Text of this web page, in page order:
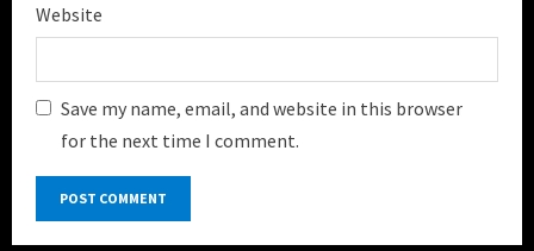
Website
Save my name, email, and website in this browser
for the next time I comment.